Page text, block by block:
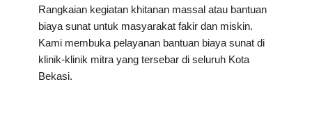
Rangkaian kegiatan khitanan massal atau bantuan
biaya sunat untuk masyarakat fakir dan miskin.
Kami membuka pelayanan bantuan biaya sunat di
klinik-klinik mitra yang tersebar di seluruh Kota
Bekasi.